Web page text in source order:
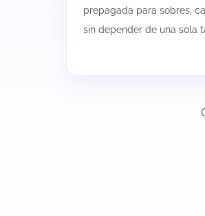
prepagada para sobres,
sin depender de una sola